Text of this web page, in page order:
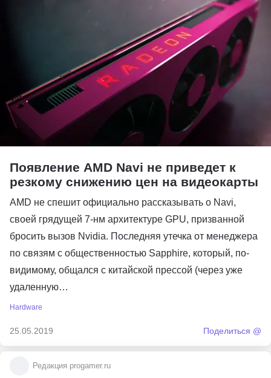
Появление AMD Navi не приведет к
резкому снижению цен на видеокарты
AMD не спешит официально рассказывать о Navi,
своей грядущей 7-нм архитектуре GPU, призванной
бросить вызов Nvidia. Последняя утечка от менеджера
по связям с общественностью Sapphire, который, по-
видимому, общался с китайской прессой (через уже
удаленную…
Hardware
25.05.2019 Поделиться @
Редакция progamer.ru